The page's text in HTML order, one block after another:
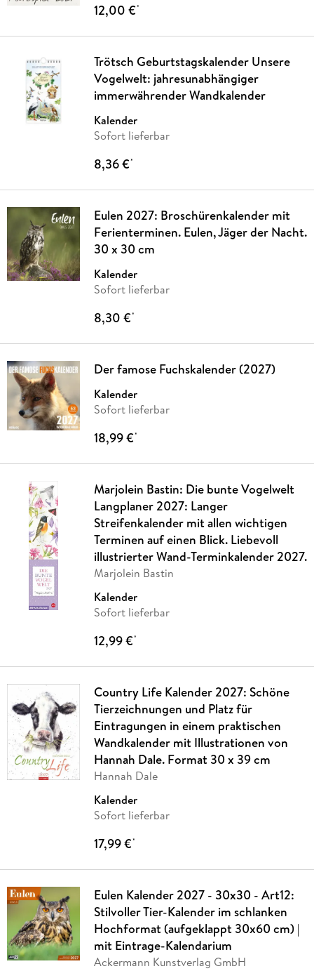
12,00 €*
Trötsch Geburtstagskalender Unsere
Vogelwelt: jahresunabhängiger
immerwährender Wandkalender
Kalender
Sofort lieferbar
8,36 €*
Eulen 2027: Broschürenkalender mit
Ferienterminen. Eulen, Jäger der Nacht.
30 x 30 cm
Kalender
Sofort lieferbar
8,30 €*
Der famose Fuchskalender (2027)
Kalender
Sofort lieferbar
18,99 €*
Marjolein Bastin: Die bunte Vogelwelt
Langplaner 2027: Langer
Streifenkalender mit allen wichtigen
Terminen auf einen Blick. Liebevoll
illustrierter Wand-Terminkalender 2027.
Marjolein Bastin
Kalender
Sofort lieferbar
12,99 €*
Country Life Kalender 2027: Schöne
Tierzeichnungen und Platz für
Eintragungen in einem praktischen
Wandkalender mit Illustrationen von
Hannah Dale. Format 30 x 39 cm
Hannah Dale
Kalender
Sofort lieferbar
17,99 €*
Eulen Kalender 2027 - 30x30 - Art12:
Stilvoller Tier-Kalender im schlanken
Hochformat (aufgeklappt 30x60 cm) |
mit Eintrage-Kalendarium
Ackermann Kunstverlag GmbH